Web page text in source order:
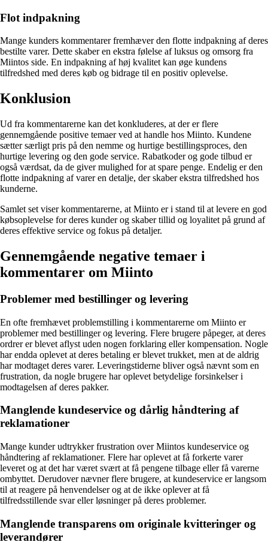
Flot indpakning
Mange kunders kommentarer fremhæver den flotte indpakning af deres
bestilte varer. Dette skaber en ekstra følelse af luksus og omsorg fra
Miintos side. En indpakning af høj kvalitet kan øge kundens
tilfredshed med deres køb og bidrage til en positiv oplevelse.
Konklusion
Ud fra kommentarerne kan det konkluderes, at der er flere
gennemgående positive temaer ved at handle hos Miinto. Kundene
sætter særligt pris på den nemme og hurtige bestillingsproces, den
hurtige levering og den gode service. Rabatkoder og gode tilbud er
også værdsat, da de giver mulighed for at spare penge. Endelig er den
flotte indpakning af varer en detalje, der skaber ekstra tilfredshed hos
kunderne.
Samlet set viser kommentarerne, at Miinto er i stand til at levere en god
købsoplevelse for deres kunder og skaber tillid og loyalitet på grund af
deres effektive service og fokus på detaljer.
Gennemgående negative temaer i
kommentarer om Miinto
Problemer med bestillinger og levering
En ofte fremhævet problemstilling i kommentarerne om Miinto er
problemer med bestillinger og levering. Flere brugere påpeger, at deres
ordrer er blevet aflyst uden nogen forklaring eller kompensation. Nogle
har endda oplevet at deres betaling er blevet trukket, men at de aldrig
har modtaget deres varer. Leveringstiderne bliver også nævnt som en
frustration, da nogle brugere har oplevet betydelige forsinkelser i
modtagelsen af deres pakker.
Manglende kundeservice og dårlig håndtering af
reklamationer
Mange kunder udtrykker frustration over Miintos kundeservice og
håndtering af reklamationer. Flere har oplevet at få forkerte varer
leveret og at det har været svært at få pengene tilbage eller få varerne
ombyttet. Derudover nævner flere brugere, at kundeservice er langsom
til at reagere på henvendelser og at de ikke oplever at få
tilfredsstillende svar eller løsninger på deres problemer.
Manglende transparens om originale kvitteringer og
leverandører